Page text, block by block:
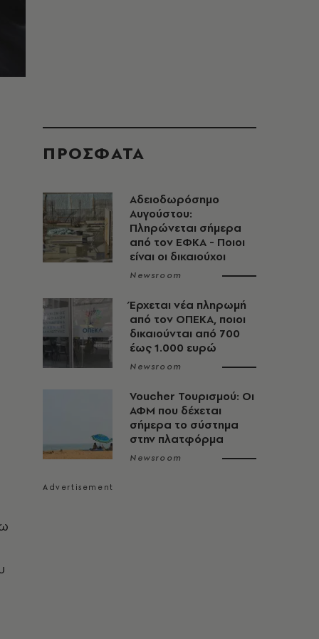
ΠΡΟΣΦΑΤΑ
Αδειοδωρόσημο
Αυγούστου:
Πληρώνεται σήμερα
από τον ΕΦΚΑ - Ποιοι
είναι οι δικαιούχοι
Newsroom
Έρχεται νέα πληρωμή
από τον ΟΠΕΚΑ, ποιοι
δικαιούνται από 700
έως 1.000 ευρώ
Newsroom
Voucher Τουρισμού: Οι
ΑΦΜ που δέχεται
σήμερα το σύστημα
στην πλατφόρμα
Newsroom